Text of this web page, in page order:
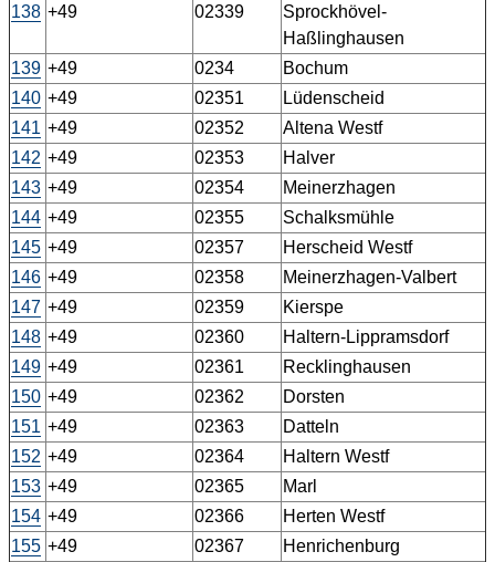
138 +49 02339
Sprockhövel-
Haßlinghausen
139 +49 0234
Bochum
140 +49 02351
Lüdenscheid
141 +49 02352
Altena Westf
142 +49 02353
Halver
143 +49 02354
Meinerzhagen
144 +49 02355
Schalksmühle
145 +49 02357
Herscheid Westf
146 +49 02358
Meinerzhagen-Valbert
147 +49 02359
Kierspe
148 +49 02360
Haltern-Lippramsdorf
149 +49 02361
Recklinghausen
150 +49 02362
Dorsten
151 +49 02363
Datteln
152 +49 02364
Haltern Westf
153 +49 02365
Marl
154 +49 02366
Herten Westf
155 +49 02367
Henrichenburg